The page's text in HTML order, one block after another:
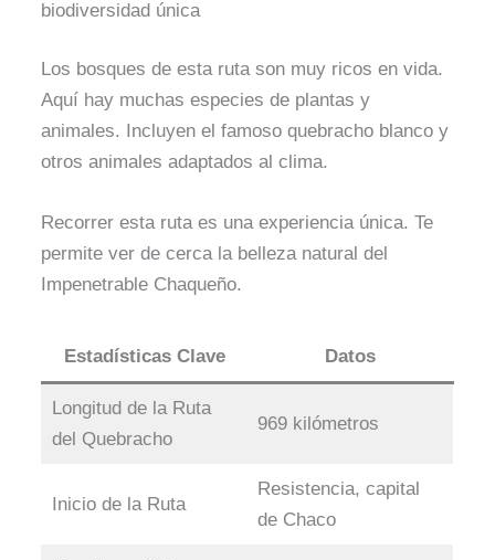
biodiversidad única
Los bosques de esta ruta son muy ricos en vida.
Aquí hay muchas especies de plantas y
animales. Incluyen el famoso quebracho blanco y
otros animales adaptados al clima.
Recorrer esta ruta es una experiencia única. Te
permite ver de cerca la belleza natural del
Impenetrable Chaqueño.
Estadísticas Clave Datos
Longitud de la Ruta
del Quebracho
969 kilómetros
Inicio de la Ruta
Resistencia, capital
de Chaco